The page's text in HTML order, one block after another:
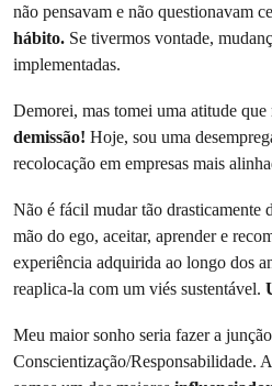
não pensavam e não questionavam
hábito. Se tivermos vontade,
implementadas.
Demorei, mas tomei uma atitude
demissão! Hoje, sou uma
recolocação em empresas mais
Não é fácil mudar tão drasticamente
mão do ego, aceitar, aprender e
experiência adquirida ao longo dos
reaplica-la com um viés sustentável.
Meu maior sonho seria fazer a
Conscientização/Responsabilidade.